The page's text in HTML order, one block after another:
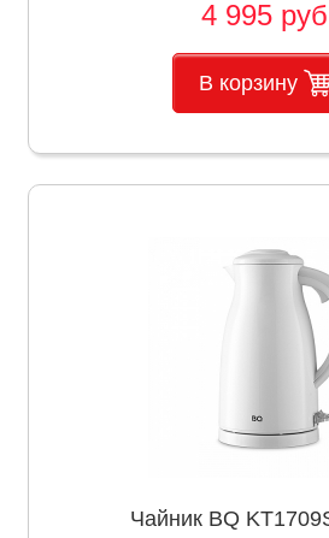
4 995
В корзину
Чайник BQ